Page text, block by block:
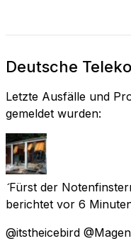
Deutsche
Letzte Ausfälle und
gemeldet wurden:
Fürst der
berichtet vor 6
@itstheicebird